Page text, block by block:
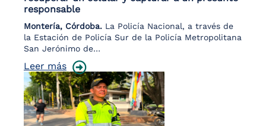
responsable
Montería, Córdoba. La Policía Nacional, a través de
la Estación de Policía Sur de la Policía Metropolitana
San Jerónimo de…
Leer más